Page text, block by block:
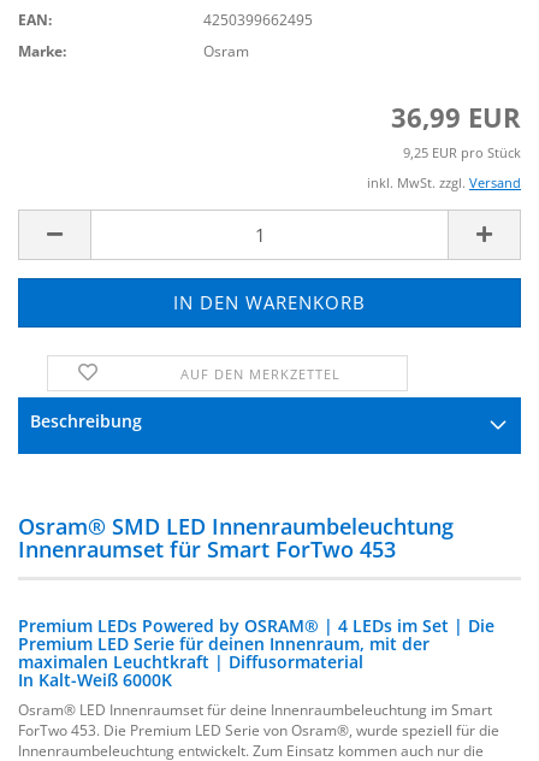
EAN:
4250399662495
Marke:
Osram
36,99 EUR
9,25 EUR pro Stück
inkl. MwSt. zzgl. Versand
AUF DEN MERKZETTEL
Beschreibung
Osram® SMD LED Innenraumbeleuchtung
Innenraumset für Smart ForTwo 453
Premium LEDs Powered by OSRAM® | 4 LEDs im Set | Die
Premium LED Serie für deinen Innenraum, mit der
maximalen Leuchtkraft | Diffusormaterial
In Kalt-Weiß 6000K
Osram® LED Innenraumset für deine Innenraumbeleuchtung im Smart
ForTwo 453. Die Premium LED Serie von Osram®, wurde speziell für die
Innenraumbeleuchtung entwickelt. Zum Einsatz kommen auch nur die